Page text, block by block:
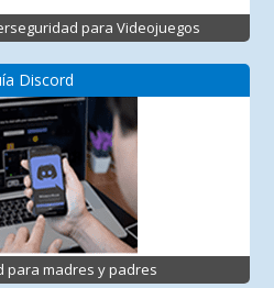
para Videojuegos
Discord
para madres y padres